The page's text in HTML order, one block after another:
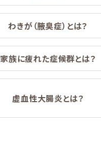
わきが（腋臭症）とは？
家族に疲れた症候群とは？
虚血性大腸炎とは？